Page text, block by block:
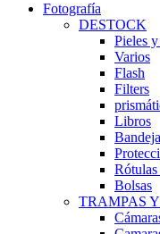
Fotografía
DESTOCK
Pieles
Varios
Flash
Filters
Libros
Bolsas
TRAMPAS